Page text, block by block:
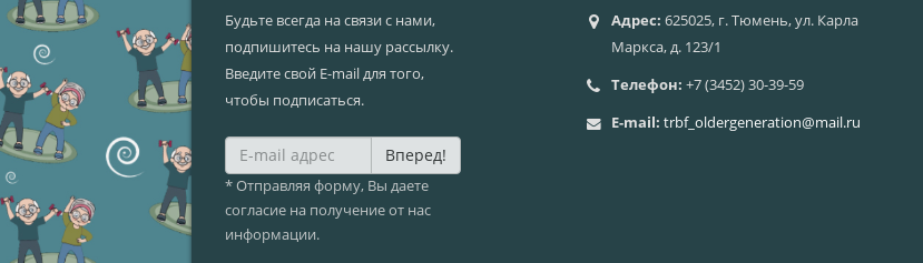
Будьте всегда на связи с нами,
подпишитесь на нашу рассылку.
Введите свой E-mail для того,
чтобы подписаться.
Вперед!
* Отправляя форму, Вы даете
согласие на получение от нас
информации.
Адрес: 625025, г. Тюмень, ул. Карла
Маркса, д. 123/1
Телефон: +7 (3452) 30-39-59
E-mail: trbf_oldergeneration@mail.ru